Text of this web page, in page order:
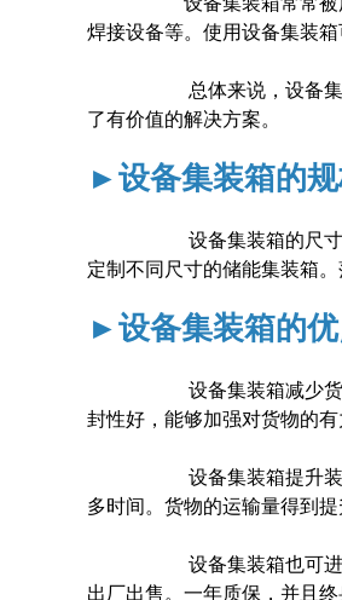
焊接设备等。使用设备集装
总体来说，设备集装箱具
了有价值的解决方案。
►设备集装箱的规
设备集装箱的尺寸与普通
定制不同尺寸的储能集装箱
►设备集装箱的优
设备集装箱减少货物损失
封性好，能够加强对货物的
设备集装箱提升装卸效率
多时间。货物的运输量得到
设备集装箱也可进行多次
出厂出售。一年质保，并且终